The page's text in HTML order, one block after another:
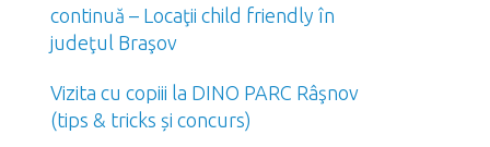
continuă – Locaţii child friendly în
judeţul Braşov
Vizita cu copiii la DINO PARC Râşnov
(tips & tricks și concurs)